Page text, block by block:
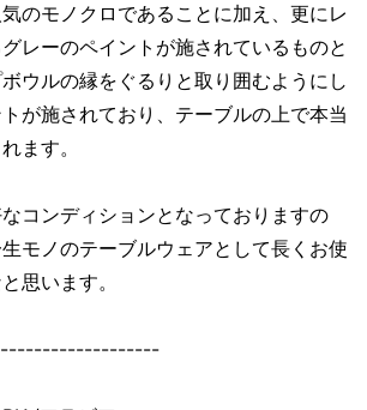
のモノクロであることに加え、更にレ
レーのペイントが施されているものと
ウルの縁をぐるりと取り囲むようにし
が施されており、テーブルの上で本当
ます。
コンディションとなっておりますの
モノのテーブルウェアとして長くお使
思います。